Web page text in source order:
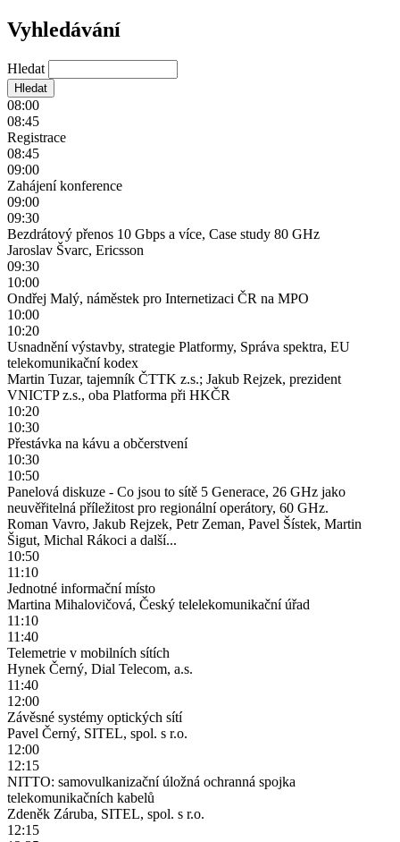
Vyhledávání
Hledat
08:00
08:45
Registrace
08:45
09:00
Zahájení konference
09:00
09:30
Bezdrátový přenos 10 Gbps a více, Case study 80 GHz
Jaroslav Švarc, Ericsson
09:30
10:00
Ondřej Malý, náměstek pro Internetizaci ČR na MPO
10:00
10:20
Usnadnění výstavby, strategie Platformy, Správa spektra, EU
telekomunikační kodex
Martin Tuzar, tajemník ČTTK z.s.; Jakub Rejzek, prezident
VNICTP z.s., oba Platforma při HKČR
10:20
10:30
Přestávka na kávu a občerstvení
10:30
10:50
Panelová diskuze - Co jsou to sítě 5 Generace, 26 GHz jako
neuvěřitelná příležitost pro regionální operátory, 60 GHz.
Roman Vavro, Jakub Rejzek, Petr Zeman, Pavel Šístek, Martin
Šigut, Michal Rákoci a další...
10:50
11:10
Jednotné informační místo
Martina Mihalovičová, Český telelekomunikační úřad
11:10
11:40
Telemetrie v mobilních sítích
Hynek Černý, Dial Telecom, a.s.
11:40
12:00
Závěsné systémy optických sítí
Pavel Černý, SITEL, spol. s r.o.
12:00
12:15
NITTO: samovulkanizační úložná ochranná spojka
telekomunikačních kabelů
Zdeněk Záruba, SITEL, spol. s r.o.
12:15